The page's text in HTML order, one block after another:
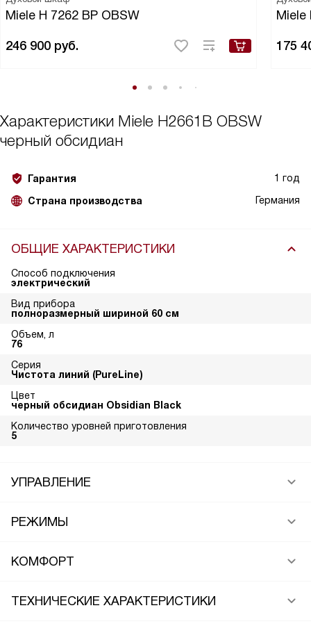
Miele H 7262 BP OBSW
246 900 руб.
Miele
175
Характеристики Miele H2661B OBSW
черный обсидиан
Гарантия 1 год
Страна производства Германия
ОБЩИЕ ХАРАКТЕРИСТИКИ
Способ подключения
электрический
Вид прибора
полноразмерный шириной 60 см
Объем, л
76
Серия
Чистота линий (PureLine)
Цвет
черный обсидиан Obsidian Black
Количество уровней приготовления
5
УПРАВЛЕНИЕ
РЕЖИМЫ
КОМФОРТ
ТЕХНИЧЕСКИЕ ХАРАКТЕРИСТИКИ